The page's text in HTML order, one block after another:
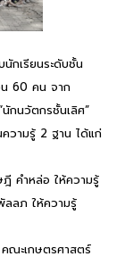
กเรียนระดับชั้น
60 คน จาก
กนวัตกรชั้นเลิศ”
วามรู้ 2 ฐาน ได้แก่
คำหล่อ ให้ความรู้
ลภ ให้ความรู้
ณะเกษตรศาสตร์